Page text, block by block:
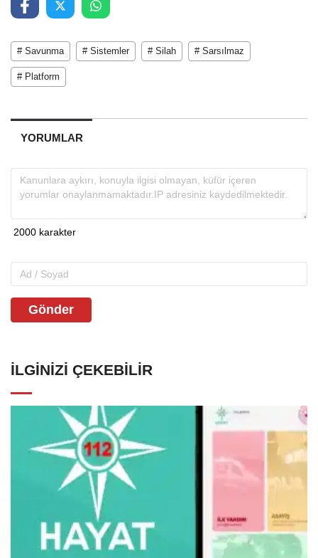
# Savunma # Sistemler # Silah # Sarsılmaz
# Platform
YORUMLAR
Gönder
İLGINIZI ÇEKEBILIR